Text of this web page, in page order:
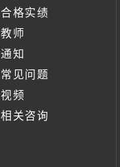
合格实绩
教师
通知
常见问题
视频
相关咨询